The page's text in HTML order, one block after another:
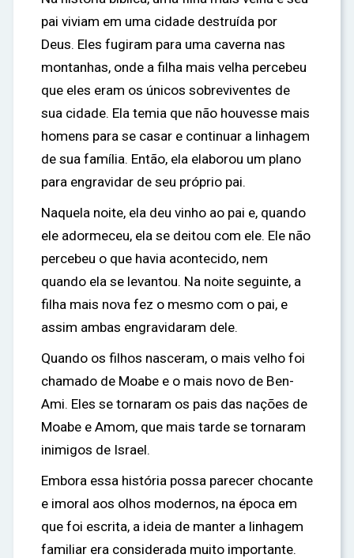
pai viviam em uma cidade destruída por
Deus. Eles fugiram para uma caverna nas
montanhas, onde a filha mais velha percebeu
que eles eram os únicos sobreviventes de
sua cidade. Ela temia que não houvesse mais
homens para se casar e continuar a linhagem
de sua família. Então, ela elaborou um plano
para engravidar de seu próprio pai.
Naquela noite, ela deu vinho ao pai e, quando
ele adormeceu, ela se deitou com ele. Ele não
percebeu o que havia acontecido, nem
quando ela se levantou. Na noite seguinte, a
filha mais nova fez o mesmo com o pai, e
assim ambas engravidaram dele.
Quando os filhos nasceram, o mais velho foi
chamado de Moabe e o mais novo de Ben-
Ami. Eles se tornaram os pais das nações de
Moabe e Amom, que mais tarde se tornaram
inimigos de Israel.
Embora essa história possa parecer chocante
e imoral aos olhos modernos, na época em
que foi escrita, a ideia de manter a linhagem
familiar era considerada muito importante.